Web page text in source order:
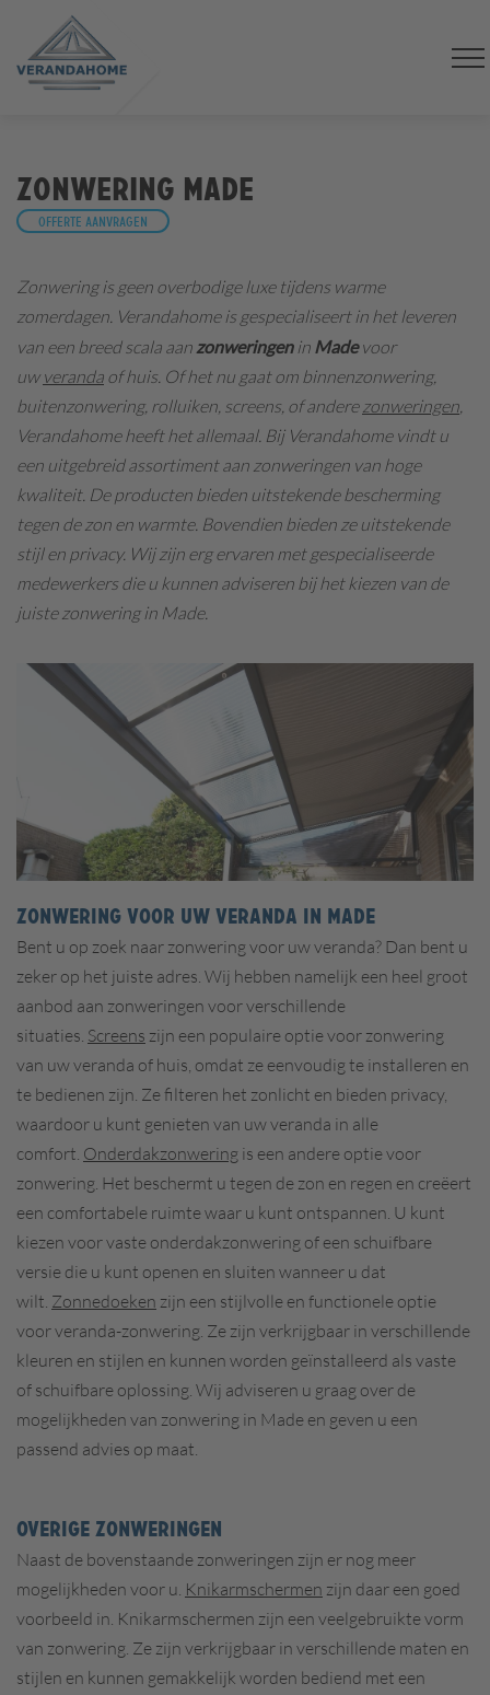
Zonwering Made
Offerte aanvragen
Zonwering is geen overbodige luxe tijdens warme
zomerdagen. Verandahome is gespecialiseert in het leveren
van een breed scala aan zonweringenin Madevoor
uw veranda of huis. Of het nu gaat om binnenzonwering,
buitenzonwering, rolluiken, screens, of andere zonweringen,
Verandahome heeft het allemaal. Bij Verandahome vindt u
een uitgebreid assortiment aan zonweringen van hoge
kwaliteit. De producten bieden uitstekende bescherming
tegen de zon en warmte. Bovendien bieden ze uitstekende
stijl en privacy. Wij zijn erg ervaren met gespecialiseerde
medewerkers die u kunnen adviseren bij het kiezen van de
juiste zonwering in Made.
Zonwering voor uw veranda in Made
Bent u op zoek naar zonwering voor uw veranda? Dan bent u
zeker op het juiste adres. Wij hebben namelijk een heel groot
aanbod aan zonweringen voor verschillende
situaties. Screens zijn een populaire optie voor zonwering
van uw veranda of huis, omdat ze eenvoudig te installeren en
te bedienen zijn. Ze filteren het zonlicht en bieden privacy,
waardoor u kunt genieten van uw veranda in alle
comfort. Onderdakzonwering is een andere optie voor
zonwering. Het beschermt u tegen de zon en regen en creëert
een comfortabele ruimte waar u kunt ontspannen. U kunt
kiezen voor vaste onderdakzonwering of een schuifbare
versie die u kunt openen en sluiten wanneer u dat
wilt. Zonnedoeken zijn een stijlvolle en functionele optie
voor veranda-zonwering. Ze zijn verkrijgbaar in verschillende
kleuren en stijlen en kunnen worden geïnstalleerd als vaste
of schuifbare oplossing. Wij adviseren u graag over de
mogelijkheden van zonwering in Made en geven u een
passend advies op maat.
Overige zonweringen
Naast de bovenstaande zonweringen zijn er nog meer
mogelijkheden voor u. Knikarmschermen zijn daar een goed
voorbeeld in. Knikarmschermen zijn een veelgebruikte vorm
van zonwering. Ze zijn verkrijgbaar in verschillende maten en
stijlen en kunnen gemakkelijk worden bediend met een